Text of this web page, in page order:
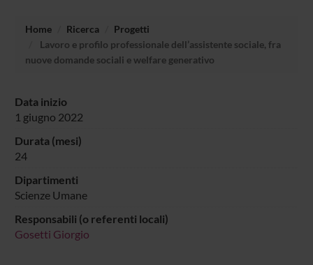
Home Ricerca
Progetti
Lavoro e profilo professionale dell’assistente sociale, fra
nuove domande sociali e welfare generativo
Data inizio
1 giugno 2022
Durata (mesi)
24
Dipartimenti
Scienze Umane
Responsabili (o referenti locali)
Gosetti Giorgio